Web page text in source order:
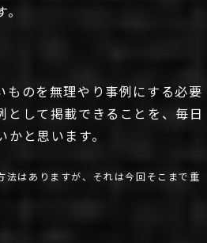
ものを無理やり事例にする必要
として掲載できることを、毎日
と思います。
はありますが、それは今回そこまで重